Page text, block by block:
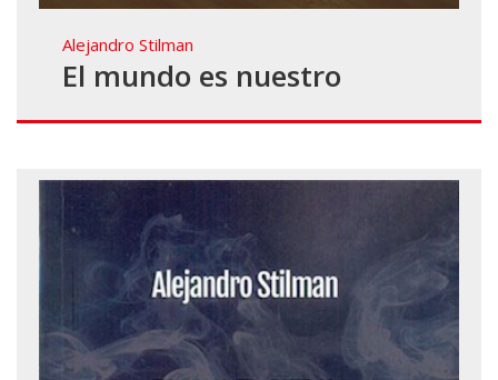
Alejandro Stilman
El mundo es nuestro